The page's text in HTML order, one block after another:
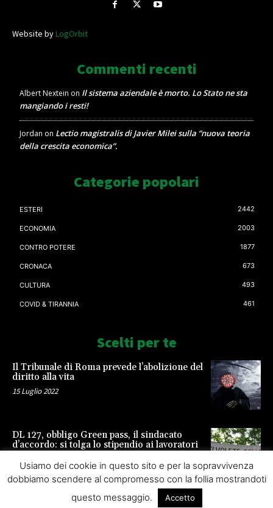
Website byLogOrbit
Commenti recenti
Albert Nextein on Il sistema aziendale è morto. Lo Stato ne sta
mangiando i resti!
Jordan on Lectio magistralis di Javier Milei sulla “nuova teoria
della crescita economica”.
Categorie popolari
ESTERI 2442
ECONOMIA 2003
CONTRO POTERE 1877
CRONACA 673
CULTURA 493
COVID & TIRANNIA 461
Scelti per te
Il Tribunale di Roma prevede l’abolizione del
diritto alla vita
15 Luglio 2022
DL 127, obbligo Green pass, il sindacato
d’accordo: si tolga lo stipendio ai lavoratori
Usiamo dei cookie in questo sito e per la sopravvivenza
dobbiamo scendere al compromesso con la follia mostrandoti
questo messaggio.
Accetto